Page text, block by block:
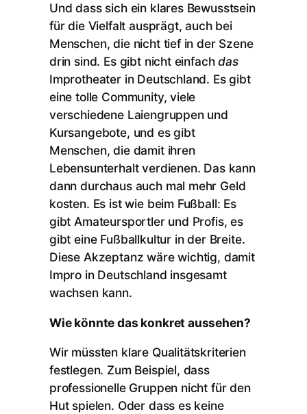
Und dass sich ein klares Bewusstsein
für die Vielfalt ausprägt, auch bei
Menschen, die nicht tief in der Szene
drin sind. Es gibt nicht einfachdas
Improtheater in Deutschland. Es gibt
eine tolle Community, viele
verschiedene Laiengruppen und
Kursangebote, und es gibt
Menschen, die damit ihren
Lebensunterhalt verdienen. Das kann
dann durchaus auch mal mehr Geld
kosten. Es ist wie beim Fußball: Es
gibt Amateursportler und Profis, es
gibt eine Fußballkultur in der Breite.
Diese Akzeptanz wäre wichtig, damit
Impro in Deutschland insgesamt
wachsen kann.
Wie könnte das konkret aussehen?
Wir müssten klare Qualitätskriterien
festlegen. Zum Beispiel, dass
professionelle Gruppen nicht für den
Hut spielen. Oder dass es keine